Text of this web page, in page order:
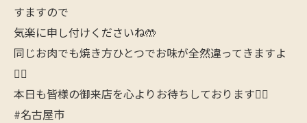
すますので
気楽に申し付けくださいね🤲
同じお肉でも焼き方ひとつでお味が全然違ってきますよ
🙋‍♂️
本日も皆様の御来店を心よりお待ちしております🙇‍♂️
#名古屋市